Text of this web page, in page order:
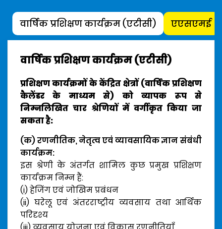
वार्षिक प्रशिक्षण कार्यक्रम (एटीसी) एएसएमई
वार्षिक प्रशिक्षण कार्यक्रम (एटीसी)
प्रशिक्षण कार्यक्रमों के केंद्रित क्षेत्रों (वार्षिक प्रशिक्षण
कैलेंडर के माध्यम से) को व्यापक रूप से
निम्नलिखित चार श्रेणियों में वर्गीकृत किया जा
सकता है:
(क) रणनीतिक, नेतृत्व एवं व्यावसायिक ज्ञान संबंधी
कार्यक्रम:
इस श्रेणी के अंतर्गत शामिल कुछ प्रमुख प्रशिक्षण
कार्यक्रम निम्न हैं:
(i) हेजिंग एवं जोखिम प्रबंधन
(ii) घरेलू एवं अंतरराष्ट्रीय व्यवसाय तथा आर्थिक
परिदृश्य